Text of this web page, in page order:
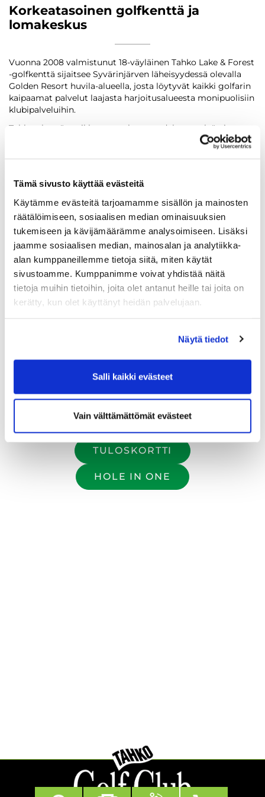
Tämä sivusto käyttää evästeitä
Käytämme evästeitä tarjoamamme sisällön ja mainosten
räätälöimiseen, sosiaalisen median ominaisuuksien
tukemiseen ja kävijämäärämme analysoimiseen. Lisäksi
jaamme sosiaalisen median, mainosalan ja analytiikka-
alan kumppaneillemme tietoja siitä, miten käytät
sivustoamme. Kumppanimme voivat yhdistää näitä
tietoja muihin tietoihin, joita olet antanut heille tai joita on
kerätty, kun olet käyttänyt heidän palvelujaan.
Näytä tiedot
Salli kaikki evästeet
Vain välttämättömät evästeet
Korkeatasoinen golfkenttä ja
lomakeskus
Vuonna 2008 valmistunut 18-väyläinen Tahko Lake & Forest
-golfkenttä sijaitsee Syvärinjärven läheisyydessä olevalla
Golden Resort huvila-alueella, josta löytyvät kaikki golfarin
kaipaamat palvelut laajasta harjoitusalueesta monipuolisiin
klubipalveluihin.
Tahkon kentät poikkeavat pelattavuudeltaan selvästi
toisistaan. Lake & Forest -kentän väylät kaartelevat alueelle
rakennettujen vesistöjen ja vaihtelevan metsistön reunoilla.
huomattavasti enemmän tarkkuutta kuin mitä on totuttu
Vanhalla kentällä.
VÄYLÄESITTELY - FOREST
TULOSKORTTI
HOLE IN ONE